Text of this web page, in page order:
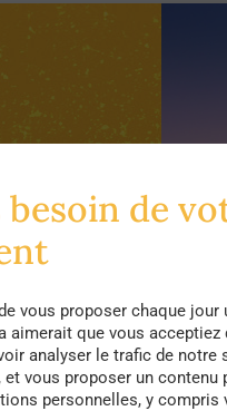
villes
vous
les unes
besoin de
vous proposer chaque
aimerait que vous
analyser le trafic de
et vous proposer un
personnelles, y compris